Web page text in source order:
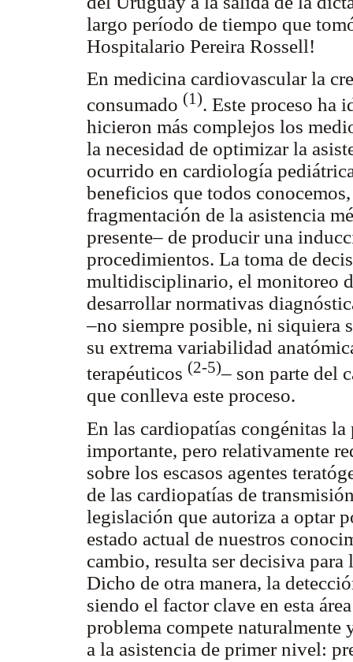
largo período de tiempo que
Hospitalario Pereira Rossell!
En medicina cardiovascular la
consumado (1). Este proceso ha
hicieron más complejos los
la necesidad de optimizar la
ocurrido en cardiología
beneficios que todos
fragmentación de la asistencia
presente– de producir una
procedimientos. La toma de
multidisciplinario, el monitoreo
desarrollar normativas
–no siempre posible, ni siquiera
su extrema variabilidad
terapéuticos (2-5)– son parte del
que conlleva este proceso.
En las cardiopatías congénitas
importante, pero relativamente
sobre los escasos agentes
de las cardiopatías de
legislación que autoriza a optar
estado actual de nuestros
cambio, resulta ser decisiva
Dicho de otra manera, la
siendo el factor clave en esta
problema compete
a la asistencia de primer nivel: